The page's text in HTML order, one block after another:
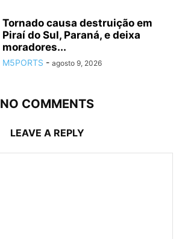
Tornado causa destruição em
Piraí do Sul, Paraná, e deixa
moradores...
M5PORTS - agosto 9, 2026
NO COMMENTS
LEAVE A REPLY